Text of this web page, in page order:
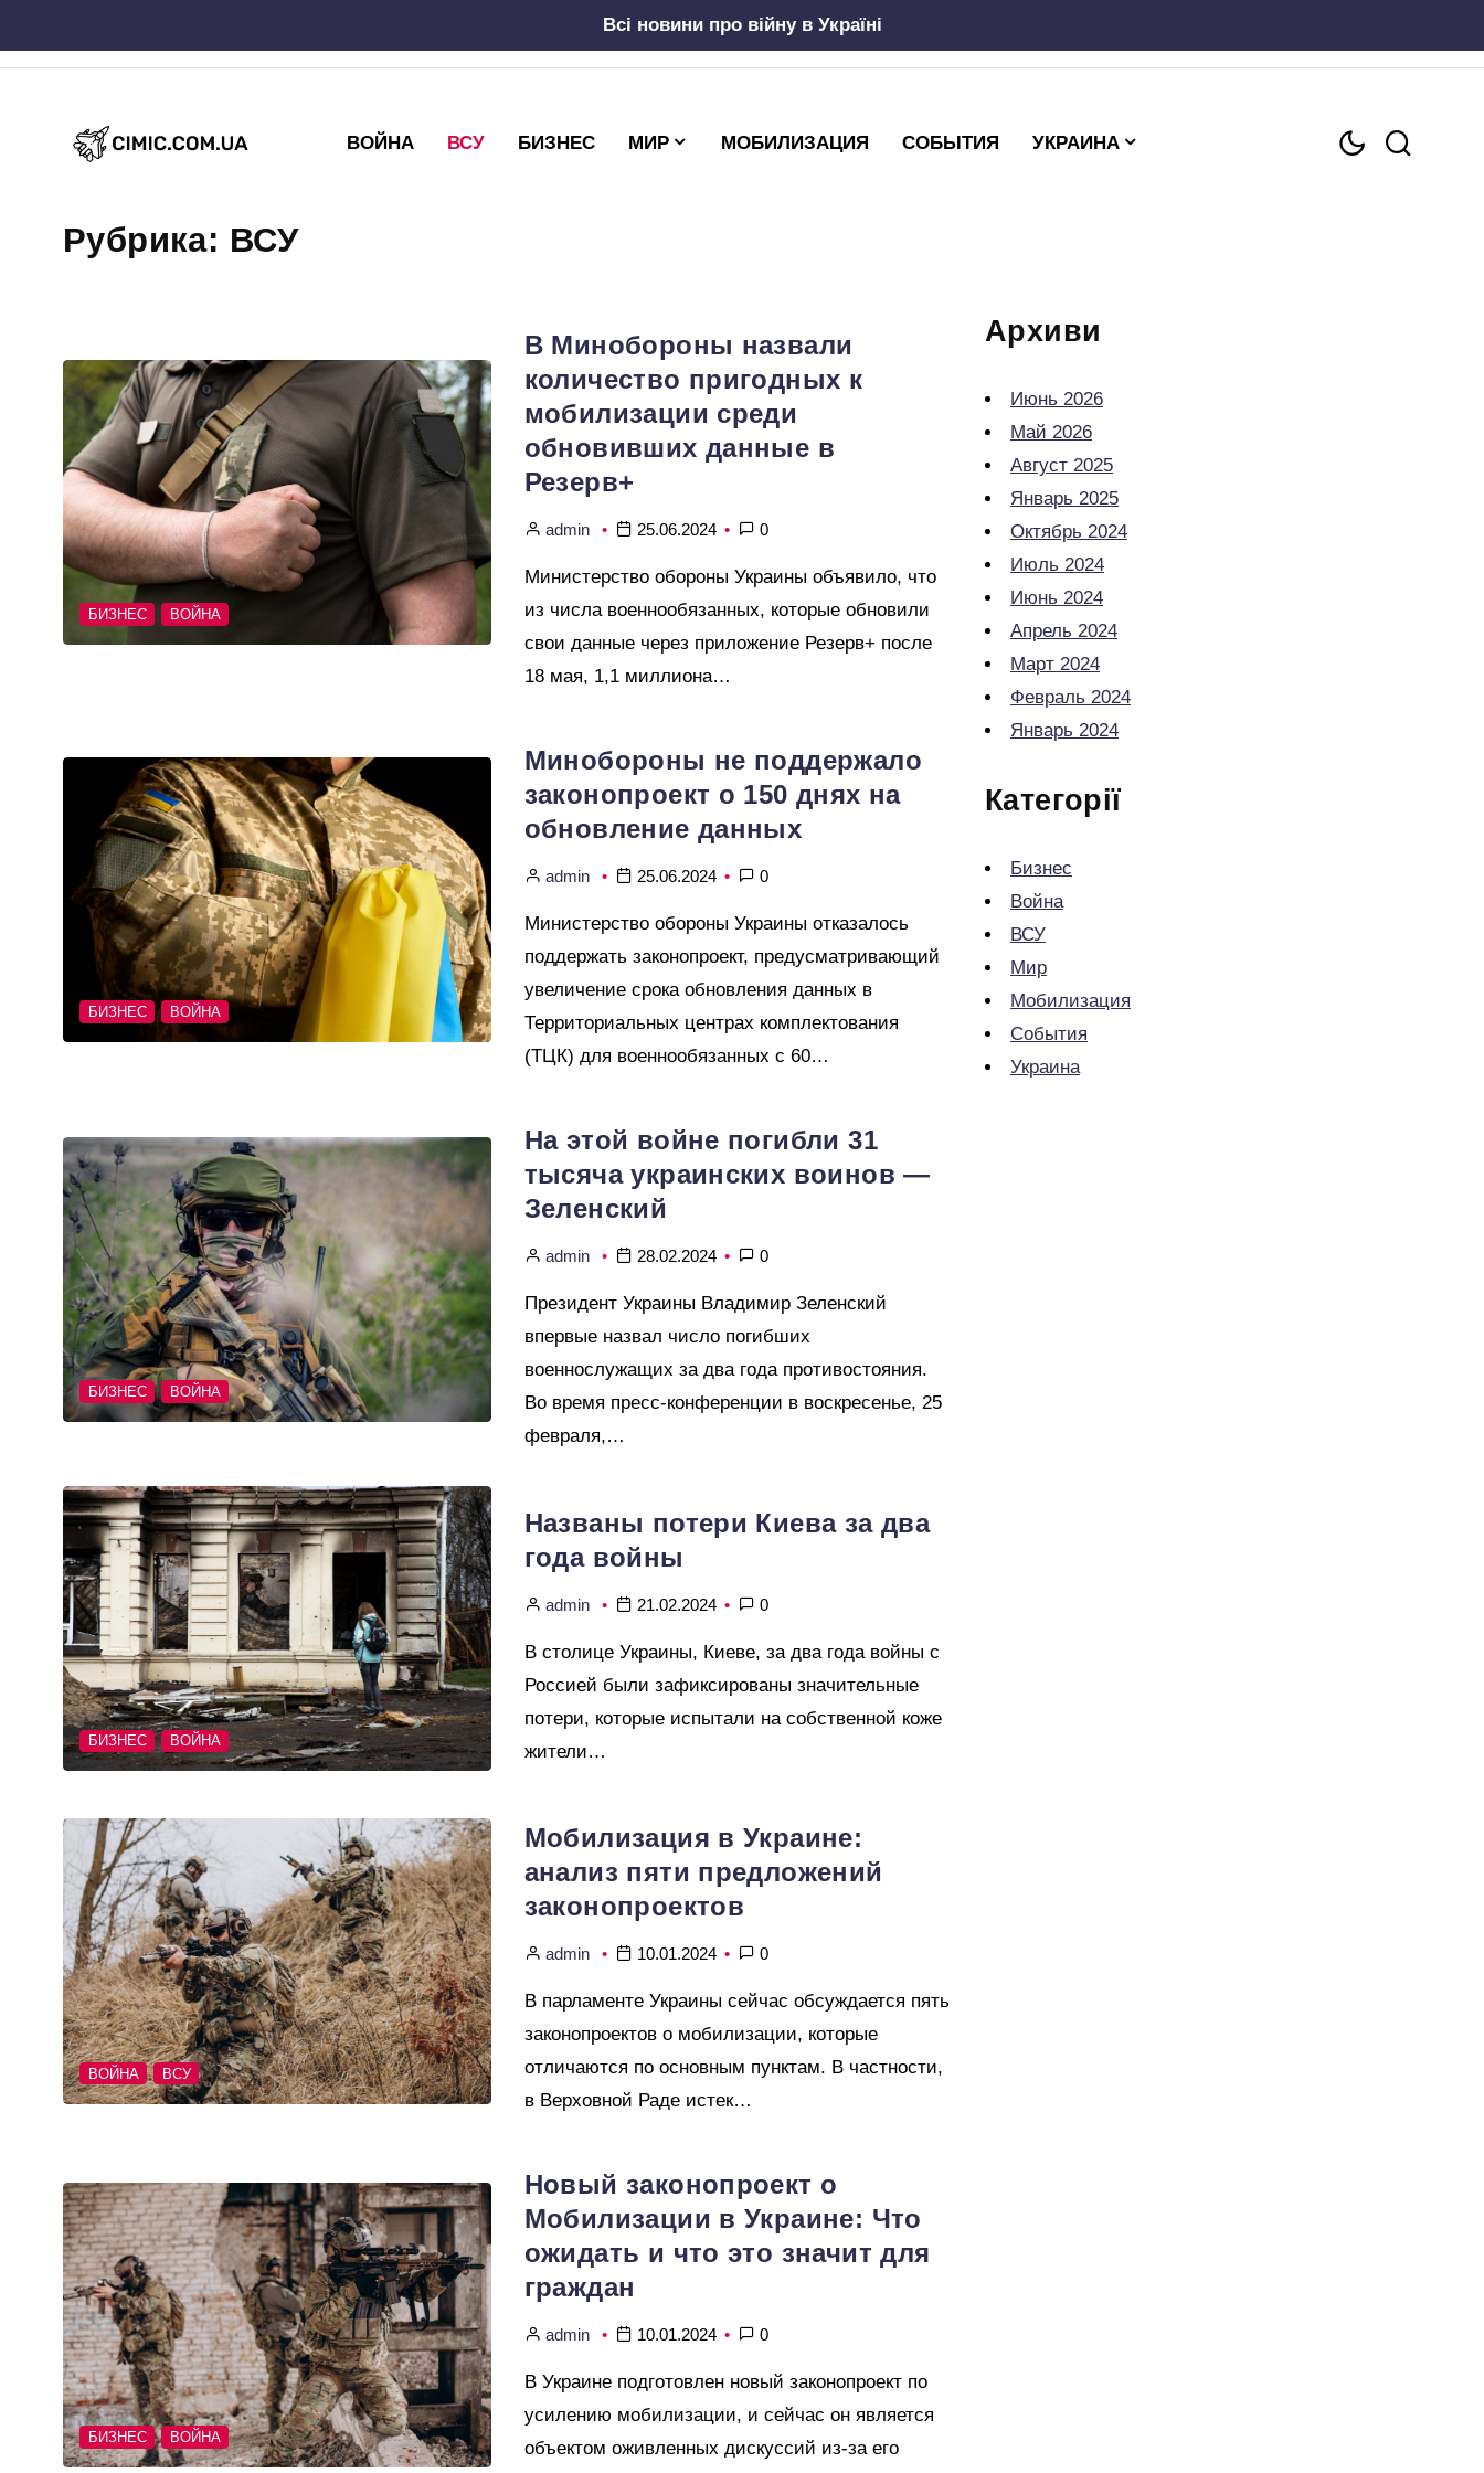
to
Всі новини про війну в Україні
ВОЙНА ВСУ БИЗНЕС МИР МОБИЛИЗАЦИЯ СОБЫТИЯ УКРАИНА
Рубрика: ВСУ
БИЗНЕС ВОЙНА
В Минобороны назвали
количество пригодных к
мобилизации среди
обновивших данные в
Резерв+
admin 25.06.2024 0
Министерство обороны Украины объявило, что
из числа военнообязанных, которые обновили
свои данные через приложение Резерв+ после
18 мая, 1,1 миллиона…
БИЗНЕС ВОЙНА
Минобороны не поддержало
законопроект о 150 днях на
обновление данных
admin 25.06.2024 0
Министерство обороны Украины отказалось
поддержать законопроект, предусматривающий
увеличение срока обновления данных в
Территориальных центрах комплектования
(ТЦК) для военнообязанных с 60…
БИЗНЕС ВОЙНА
На этой войне погибли 31
тысяча украинских воинов —
Зеленский
admin 28.02.2024 0
Президент Украины Владимир Зеленский
впервые назвал число погибших
военнослужащих за два года противостояния.
Во время пресс-конференции в воскресенье, 25
февраля,…
БИЗНЕС ВОЙНА
Названы потери Киева за два
года войны
admin 21.02.2024 0
В столице Украины, Киеве, за два года войны с
Россией были зафиксированы значительные
потери, которые испытали на собственной коже
жители…
ВОЙНА ВСУ
Мобилизация в Украине:
анализ пяти предложений
законопроектов
admin 10.01.2024 0
В парламенте Украины сейчас обсуждается пять
законопроектов о мобилизации, которые
отличаются по основным пунктам. В частности,
в Верховной Раде истек…
БИЗНЕС ВОЙНА
Новый законопроект о
Мобилизации в Украине: Что
ожидать и что это значит для
граждан
admin 10.01.2024 0
В Украине подготовлен новый законопроект по
усилению мобилизации, и сейчас он является
объектом оживленных дискуссий из-за его
Архиви
Июнь 2026
Май 2026
Август 2025
Январь 2025
Октябрь 2024
Июль 2024
Июнь 2024
Апрель 2024
Март 2024
Февраль 2024
Январь 2024
Категорії
Бизнес
Война
ВСУ
Мир
Мобилизация
События
Украина